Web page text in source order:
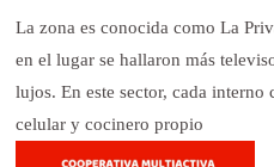
La zona es conocida como La
en el lugar se hallaron más
lujos. En este sector, cada
celular y cocinero propio